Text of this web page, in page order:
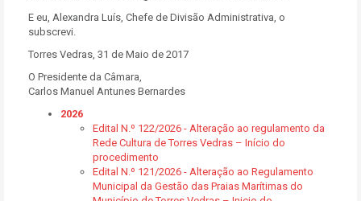
E eu, Alexandra Luís, Chefe de Divisão Administrativa, o
subscrevi.
Torres Vedras, 31 de Maio de 2017
O Presidente da Câmara,
Carlos Manuel Antunes Bernardes
2026
Edital N.º 122/2026 - Alteração ao regulamento da
Rede Cultura de Torres Vedras – Início do
procedimento
Edital N.º 121/2026 - Alteração ao Regulamento
Municipal da Gestão das Praias Marítimas do